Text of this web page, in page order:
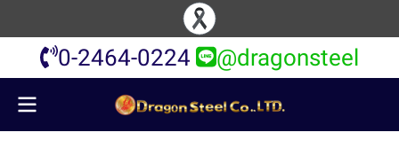
0-2464-0224 @dragonsteel